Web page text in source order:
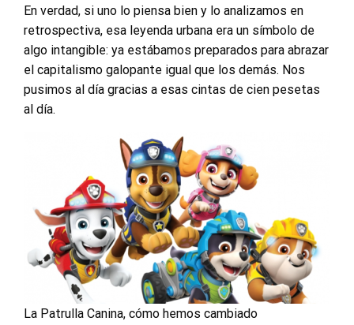
En verdad, si uno lo piensa bien y lo analizamos en
retrospectiva, esa leyenda urbana era un símbolo de
algo intangible: ya estábamos preparados para abrazar
el capitalismo galopante igual que los demás. Nos
pusimos al día gracias a esas cintas de cien pesetas
al día.
La Patrulla Canina, cómo hemos cambiado